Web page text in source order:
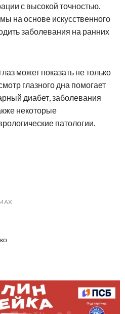
с высокой точностью.
на основе искусственного
заболевания на ранних
может показать не только
глазного дна помогает
диабет, заболевания
некоторые
патологии.